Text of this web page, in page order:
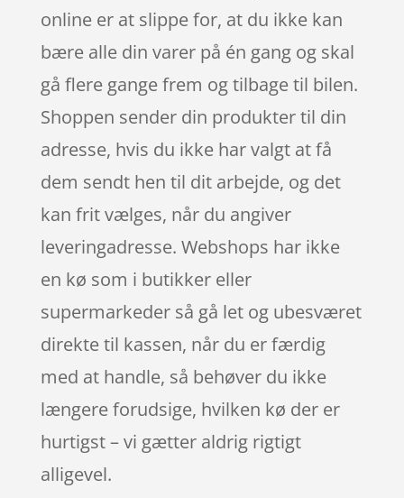
online er at slippe for, at du ikke kan
bære alle din varer på én gang og skal
gå flere gange frem og tilbage til bilen.
Shoppen sender din produkter til din
adresse, hvis du ikke har valgt at få
dem sendt hen til dit arbejde, og det
kan frit vælges, når du angiver
leveringadresse. Webshops har ikke
en kø som i butikker eller
supermarkeder så gå let og ubesværet
direkte til kassen, når du er færdig
med at handle, så behøver du ikke
længere forudsige, hvilken kø der er
hurtigst – vi gætter aldrig rigtigt
alligevel.